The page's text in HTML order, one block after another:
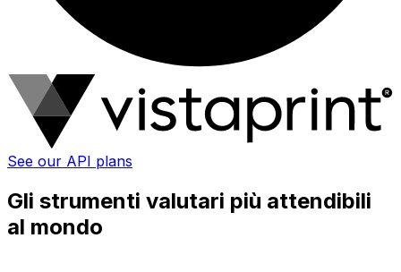
See our API plans
Gli strumenti valutari più attendibili
al mondo